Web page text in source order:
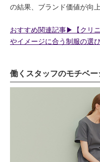
の結果、ブランド価値が向
おすすめ関連記事▶︎【クリ
やイメージに合う制服の選
働くスタッフのモチベ